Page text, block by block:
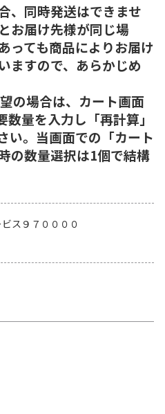
、同時発送はできませ
お届け先様が同じ場
っても商品によりお届け
ますので、あらかじめ
の場合は、カート画面
量を入力し「再計算」
い。当画面での「カート
の数量選択は1個で結構
ビス９７００００